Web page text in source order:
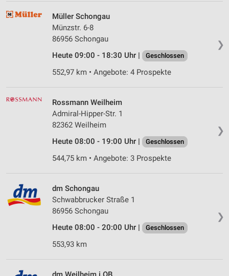
❯
Müller Schongau
Münzstr. 6-8
86956 Schongau
Heute 09:00 - 18:30 Uhr |
Geschlossen
552,97 km • Angebote: 4 Prospekte
❯
Rossmann Weilheim
Admiral-Hipper-Str. 1
82362 Weilheim
Heute 08:00 - 19:00 Uhr |
Geschlossen
544,75 km • Angebote: 3 Prospekte
❯
dm Schongau
Schwabbrucker Straße 1
86956 Schongau
Heute 08:00 - 20:00 Uhr |
Geschlossen
553,93 km